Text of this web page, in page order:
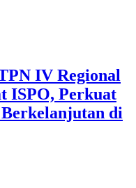
IV Regional
ISPO, Perkuat
di